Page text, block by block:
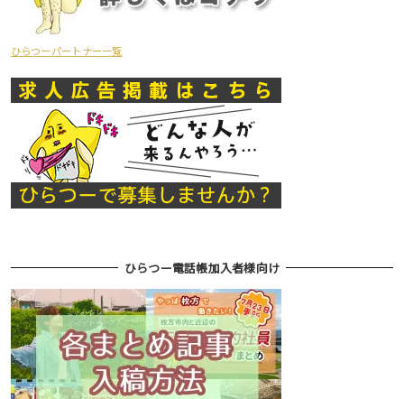
ひらつーパートナー一覧
ひらつー電話帳加入者様向け